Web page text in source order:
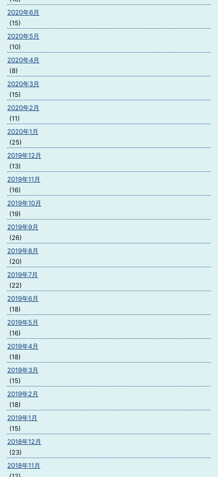
2020年6月
(15)
2020年5月
(10)
2020年4月
(8)
2020年3月
(15)
2020年2月
(11)
2020年1月
(25)
2019年12月
(13)
2019年11月
(16)
2019年10月
(19)
2019年9月
(26)
2019年8月
(20)
2019年7月
(22)
2019年6月
(18)
2019年5月
(16)
2019年4月
(18)
2019年3月
(15)
2019年2月
(18)
2019年1月
(15)
2018年12月
(23)
2018年11月